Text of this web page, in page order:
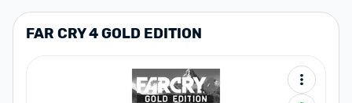
FAR CRY 4 GOLD EDITION